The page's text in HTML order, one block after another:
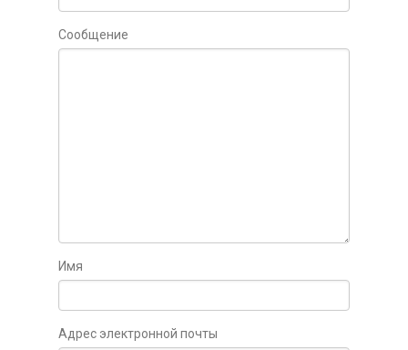
Сообщение
Имя
Адрес электронной почты